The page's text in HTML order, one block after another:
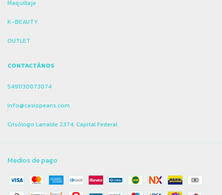
Maquillaje
K-BEAUTY
OUTLET
CONTACTÁNOS
5491130073074
info@casiopeans.com
Crisólogo Larralde 2374, Capital Federal
Medios de pago